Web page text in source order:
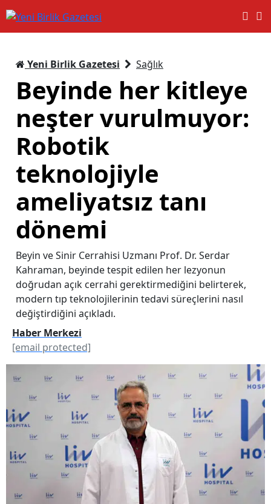
Yeni Birlik Gazetesi Sağlık
Beyinde her kitleye
neşter vurulmuyor:
Robotik
teknolojiyle
ameliyatsız tanı
dönemi
Beyin ve Sinir Cerrahisi Uzmanı Prof. Dr. Serdar
Kahraman, beyinde tespit edilen her lezyonun
doğrudan açık cerrahi gerektirmediğini belirterek,
modern tıp teknolojilerinin tedavi süreçlerini nasıl
değiştirdiğini açıkladı.
Haber Merkezi
[email protected]